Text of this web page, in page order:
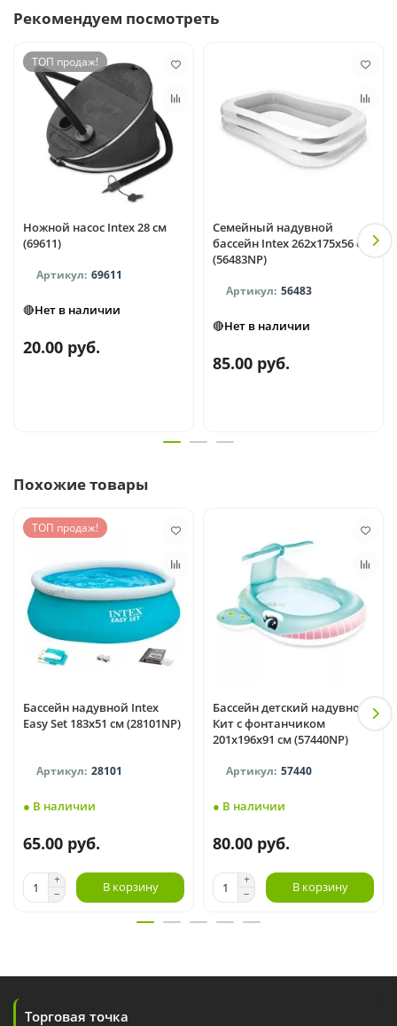
Рекомендуем посмотреть
ТОП продаж!
Ножной насос Intex 28 см
(69611)
69611
🔴Нет в наличии
20.00 руб.
Семейный надувной
бассейн Intex 262x175x56 см
(56483NP)
56483
🔴Нет в наличии
85.00 руб.
Похожие товары
ТОП продаж!
Бассейн надувной Intex
Easy Set 183x51 см (28101NP)
28101
● В наличии
65.00 руб.
В корзину
Бассейн детский надувной
Кит с фонтанчиком
201х196х91 см (57440NP)
57440
● В наличии
80.00 руб.
В корзину
Торговая точка